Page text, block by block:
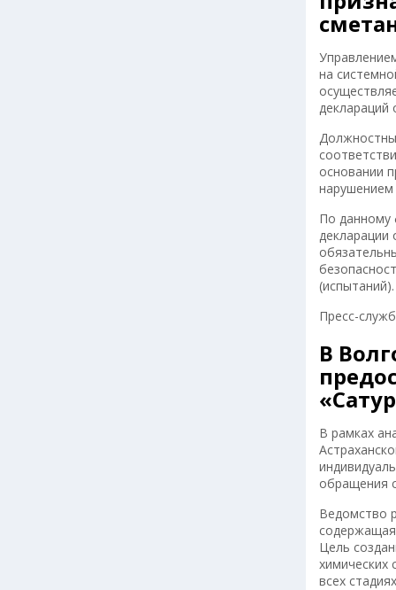
на
деклараций
основании
нарушением
По данному
декларации
(испытаний).
Пресс-
В
В рамках
обращения
Ведомство
Цель
химических
всех